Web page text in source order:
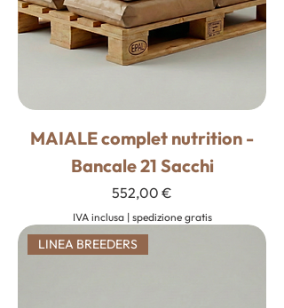
MAIALE complet nutrition -
Bancale 21 Sacchi
Prezzo
552,00 €
IVA inclusa| spedizione gratis
LINEA BREEDERS